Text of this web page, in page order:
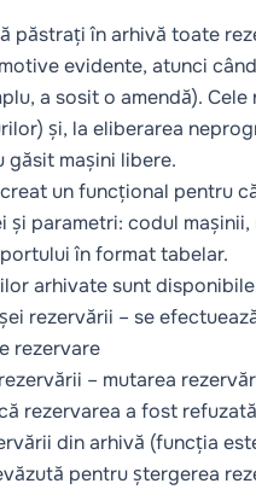
păstrați în arhivă toate
evidente, atunci
a sosit o amendă).
și, la eliberarea
găsit mașini libere.
un funcțional pentru
și parametri: codul
în format tabelar.
arhivate sunt
rezervării – se
rezervare
– mutarea
rezervarea a fost
din arhivă (funcția
pentru ștergerea